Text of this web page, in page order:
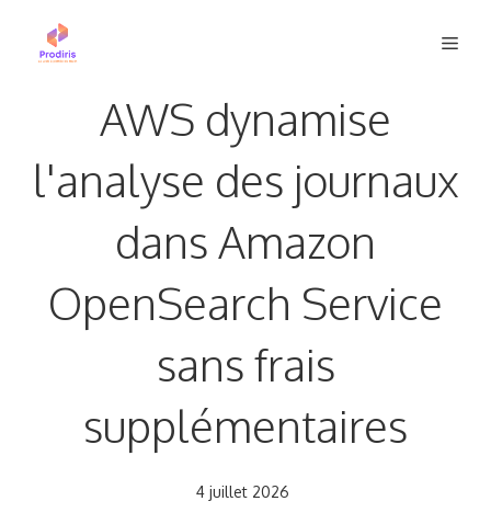
AWS dynamise
l'analyse des journaux
dans Amazon
OpenSearch Service
sans frais
supplémentaires
4 juillet 2026